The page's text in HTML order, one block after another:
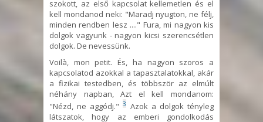
szokott, az első kapcsolat kellemetlen és el
kell mondanod neki: "Maradj nyugton, ne félj,
minden rendben lesz ...." Fura, mi nagyon kis
dolgok vagyunk - nagyon kicsi szerencsétlen
dolgok. De nevessünk.
Voilà, mon petit. És, ha nagyon szoros a
kapcsolatod azokkal a tapasztalatokkal, akár
a fizikai testedben, és többször az elmúlt
néhány napban, Azt el kell mondanom:
"Nézd, ne aggódj."3 Azok a dolgok tényleg
látszatok, hogy az emberi gondolkodás